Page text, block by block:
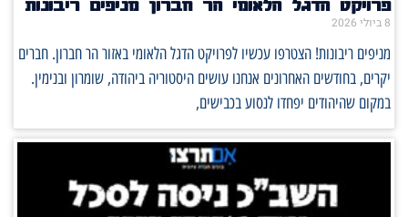
פרויקט הדגל הלאומי הר חברון מניפים ריבונות
8 ביולי 2026
מניפים ריבונות! הצטרפו עכשיו לפרויקט הדגל הלאומי באזור הר חברון. חברים
יקרים, בחודשים האחרונים אנחנו עושים היסטוריה ביהודה, שומרון ובנימין.
במקום שהיהודים יפחדו לנסוע בכבישים,